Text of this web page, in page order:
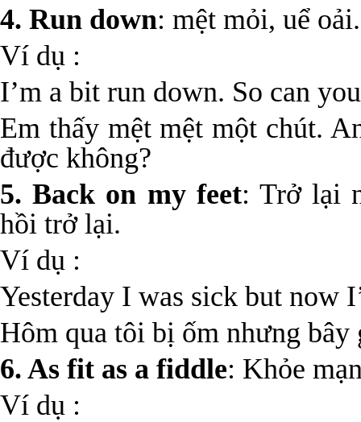
4. Run down: mệt mỏi, uể oải.
Ví dụ :
I’m a bit run down. So can
Em thấy mệt mệt một chút.
được không?
5. Back on my feet: Trở lại
hồi trở lại.
Ví dụ :
Yesterday I was sick but now
Hôm qua tôi bị ốm nhưng
6. As fit as a fiddle: Khỏe
Ví dụ :